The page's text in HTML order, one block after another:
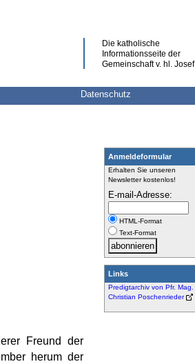
Die katholische
Informationsseite der
Gemeinschaft v. hl. Josef
Datenschutz
Anmeldeformular
Erhalten Sie unseren
Newsletter kostenlos!
E-mail-Adresse:
HTML-Format
Text-Format
Links
Predigtarchiv von Pfr. Mag.
Christian Poschenrieder
Freund der
herum der